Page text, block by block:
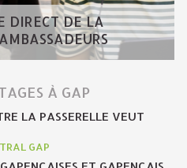
DIRECT DE LA
À GAP
LA PASSERELLE VEUT
GAP